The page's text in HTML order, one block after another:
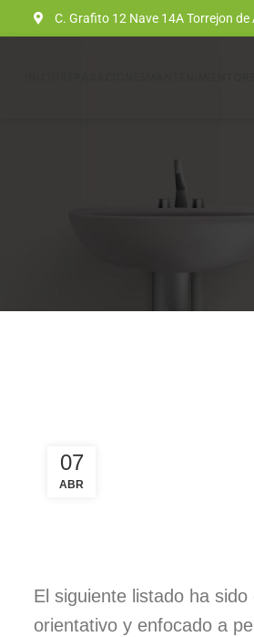
C. Grafito 12 Nave 14A Torrejon
07
ABR
El siguiente listado ha
orientativo y enfocado a